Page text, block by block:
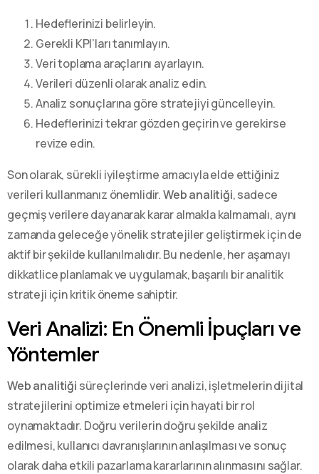
Hedeflerinizi belirleyin.
Gerekli KPI’ları tanımlayın.
Veri toplama araçlarını ayarlayın.
Verileri düzenli olarak analiz edin.
Analiz sonuçlarına göre stratejiyi güncelleyin.
Hedeflerinizi tekrar gözden geçirin ve gerekirse
revize edin.
Son olarak, sürekli iyileştirme amacıyla elde ettiğiniz
verileri kullanmanız önemlidir.Web analitiği, sadece
geçmiş verilere dayanarak karar almakla kalmamalı, aynı
zamanda geleceğe yönelik stratejiler geliştirmek için de
aktif bir şekilde kullanılmalıdır. Bu nedenle, her aşamayı
dikkatlice planlamak ve uygulamak, başarılı bir analitik
strateji için kritik öneme sahiptir.
Veri Analizi: En Önemli İpuçları ve
Yöntemler
Web analitiği süreçlerinde veri analizi, işletmelerin dijital
stratejilerini optimize etmeleri için hayati bir rol
oynamaktadır. Doğru verilerin doğru şekilde analiz
edilmesi, kullanıcı davranışlarının anlaşılması ve sonuç
olarak daha etkili pazarlama kararlarının alınmasını sağlar.